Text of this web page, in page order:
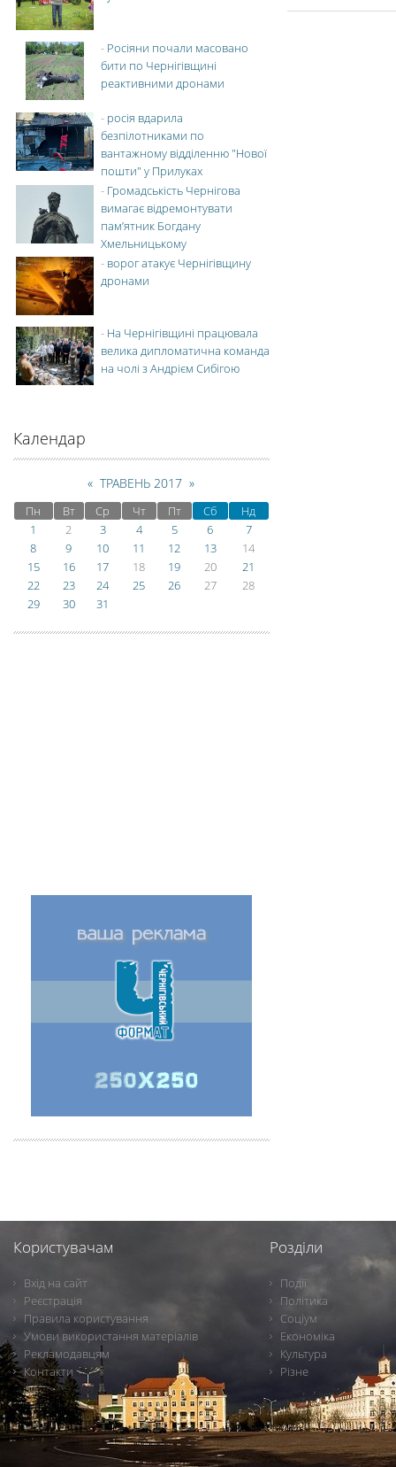
- Росіяни почали масовано
бити по Чернігівщині
реактивними дронами
- росія вдарила
безпілотниками по
вантажному відділенню "Нової
пошти" у Прилуках
- Громадськість Чернігова
вимагає відремонтувати
пам’ятник Богдану
Хмельницькому
- ворог атакує Чернігівщину
дронами
- На Чернігівщині працювала
велика дипломатична команда
на чолі з Андрієм Сибігою
Календар
« ТРАВЕНЬ 2017 »
Пн Вт Ср Чт Пт Сб
Нд
1
2 3 4 5 6
7
8
9 10 11 12 13
14
15
16 17 18 19 20
21
22
23 24 25 26 27
28
29
30 31
Користувачам
Вхід на сайт
Реєстрація
Правила користування
Умови використання матеріалів
Рекламодавцям
Контакти
Розділи
Події
Політика
Соціум
Економіка
Культура
Різне